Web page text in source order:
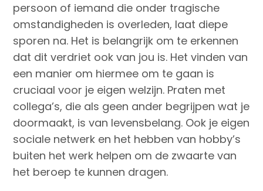
persoon of iemand die onder tragische
omstandigheden is overleden, laat diepe
sporen na. Het is belangrijk om te erkennen
dat dit verdriet ook van jou is. Het vinden van
een manier om hiermee om te gaan is
cruciaal voor je eigen welzijn. Praten met
collega’s, die als geen ander begrijpen wat je
doormaakt, is van levensbelang. Ook je eigen
sociale netwerk en het hebben van hobby’s
buiten het werk helpen om de zwaarte van
het beroep te kunnen dragen.